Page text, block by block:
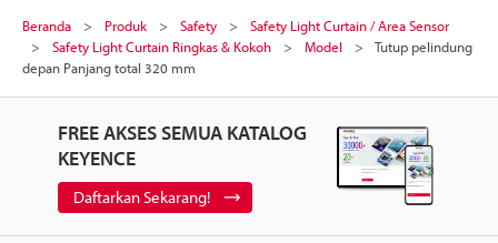
Beranda Produk Safety
Safety Light Curtain / Area Sensor
Safety Light Curtain Ringkas & Kokoh
Model
Tutup pelindung
depan Panjang total 320 mm
FREE AKSES SEMUA KATALOG
KEYENCE
Daftarkan Sekarang!